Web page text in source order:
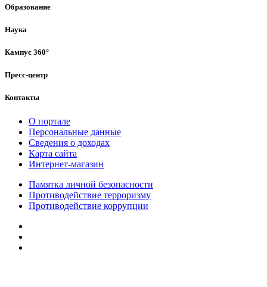
Образование
Наука
Кампус 360°
Пресс-центр
Контакты
О портале
Персональные данные
Сведения о доходах
Карта сайта
Интернет-магазин
Памятка личной безопасности
Противодействие терроризму
Противодействие коррупции